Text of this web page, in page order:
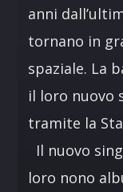
anni
tornano in
spaziale. La
il loro nuovo
tramite la
Il nuovo
loro nono